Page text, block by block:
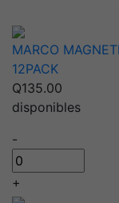
MARCO
12PACK
Q135.00
disponibles
-
MARCO
MAGNETICO
PARA
+